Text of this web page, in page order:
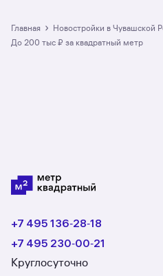
в Чувашской
4 ЖК. Гарантия сделки:
Главная › Новостройки в Чувашской
до 200 тыс ₽ за квадратный метр
+7 495 136‑28‑18
+7 495 230‑00‑21
Круглосуточно